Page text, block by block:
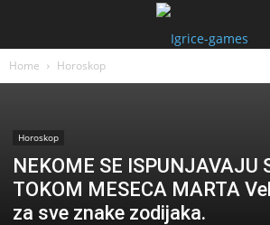
Home Horoskop
Horoskop
NEKOME SE ISPUNJAVAJU
TOKOM MESECA MARTA
za sve znake zodijaka.